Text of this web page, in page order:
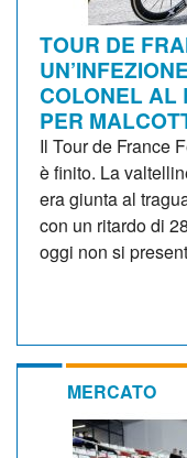
TOUR DE
COLONEL AL
PER
Il Tour de France
è finito. La
era giunta al
con un ritardo di
oggi non si
MERCATO